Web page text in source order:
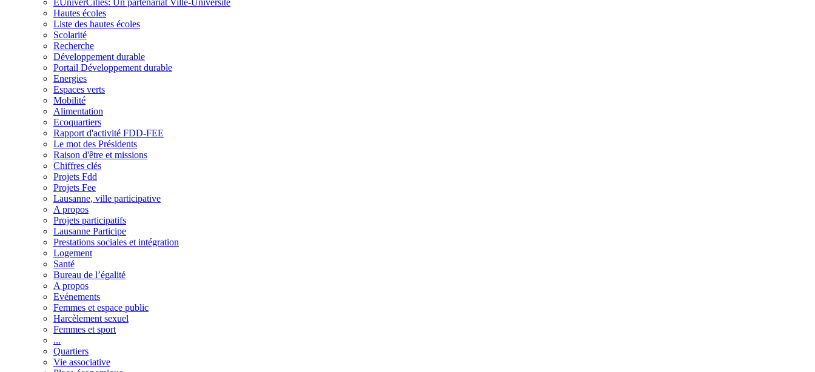
Hautes écoles
Liste des hautes écoles
Scolarité
Recherche
Développement durable
Portail Développement durable
Energies
Espaces verts
Mobilité
Alimentation
Ecoquartiers
Rapport d'activité FDD-FEE
Le mot des Présidents
Raison d'être et missions
Chiffres clés
Projets Fdd
Projets Fee
Lausanne, ville participative
A propos
Projets participatifs
Lausanne Participe
Prestations sociales et intégration
Logement
Santé
Bureau de l’égalité
A propos
Evénements
Femmes et espace public
Harcèlement sexuel
Femmes et sport
...
Quartiers
Vie associative